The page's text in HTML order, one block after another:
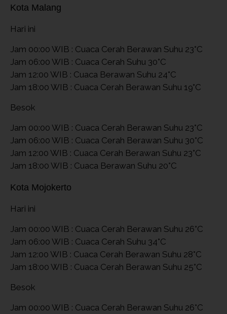
Kota Malang
Hari ini
Jam 00:00 WIB : Cuaca Cerah Berawan Suhu 23°C
Jam 06:00 WIB : Cuaca Cerah Suhu 30°C
Jam 12:00 WIB : Cuaca Berawan Suhu 24°C
Jam 18:00 WIB : Cuaca Cerah Berawan Suhu 19°C
Besok
Jam 00:00 WIB : Cuaca Cerah Berawan Suhu 23°C
Jam 06:00 WIB : Cuaca Cerah Berawan Suhu 30°C
Jam 12:00 WIB : Cuaca Cerah Berawan Suhu 23°C
Jam 18:00 WIB : Cuaca Berawan Suhu 20°C
Kota Mojokerto
Hari ini
Jam 00:00 WIB : Cuaca Cerah Berawan Suhu 26°C
Jam 06:00 WIB : Cuaca Cerah Suhu 34°C
Jam 12:00 WIB : Cuaca Cerah Berawan Suhu 28°C
Jam 18:00 WIB : Cuaca Cerah Berawan Suhu 25°C
Besok
Jam 00:00 WIB : Cuaca Cerah Berawan Suhu 26°C